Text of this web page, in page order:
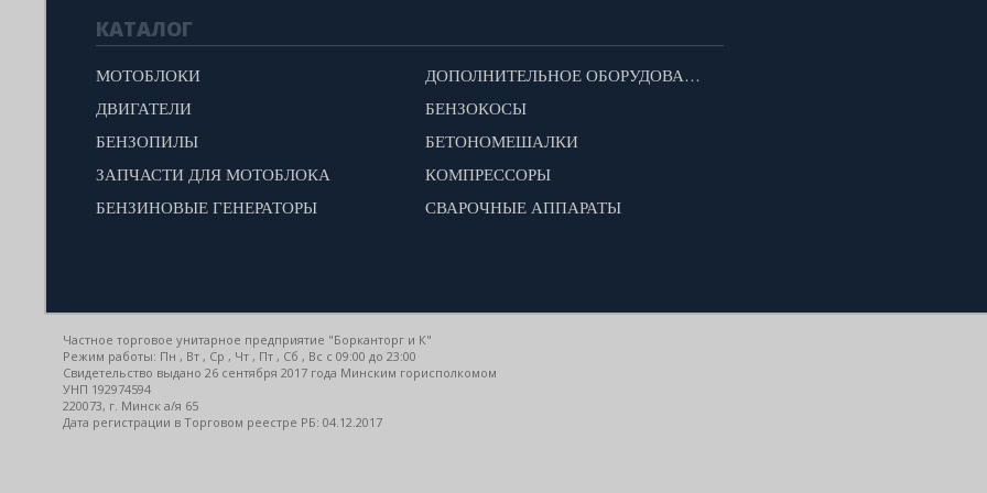
КАТАЛОГ
МОТОБЛОКИ
ДОПОЛНИТЕЛЬНОЕ ОБОРУДОВАНИЕ ДЛЯ МОТОБЛОКОВ
ДВИГАТЕЛИ
БЕНЗОКОСЫ
БЕНЗОПИЛЫ
БЕТОНОМЕШАЛКИ
ЗАПЧАСТИ ДЛЯ МОТОБЛОКА
КОМПРЕССОРЫ
БЕНЗИНОВЫЕ ГЕНЕРАТОРЫ
СВАРОЧНЫЕ АППАРАТЫ
Частное торговое унитарное предприятие "Борканторг и К"
Режим работы: Пн , Вт , Ср , Чт , Пт , Сб , Вс c 09:00 до 23:00
Свидетельство выдано 26 сентября 2017 года Минским горисполкомом
УНП 192974594
220073, г. Минск а/я 65
Дата регистрации в Торговом реестре РБ: 04.12.2017